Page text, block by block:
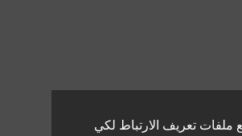
ملفات تعريف الارتباط لكي